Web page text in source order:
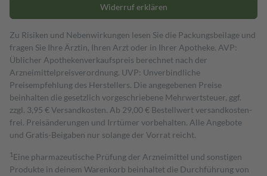
Widerruf erklären
Zu Risiken und Nebenwirkungen lesen Sie die Packungsbeilage und
fragen Sie Ihre Ärztin, Ihren Arzt oder in Ihrer Apotheke. AVP:
Üblicher Apothekenverkaufspreis berechnet nach der
Arzneimittelpreisverordnung. UVP: Unverbindliche
Preisempfehlung des Herstellers. Die angegebenen Preise
beinhalten die gesetzlich vorgeschriebene Mehrwertsteuer, ggf.
zzgl. 3,95 € Versandkosten. Ab 29,00 € Bestell­wert versand­kosten­
frei. Preisänderungen und Irrtümer vorbehalten. Alle Angebote
und Gratis-Beigaben nur solange der Vorrat reicht.
1 Eine pharmazeutische Prüfung der Arzneimittel und sonstigen
Produkte in deinem Warenkorb beinhaltet die Durchführung von